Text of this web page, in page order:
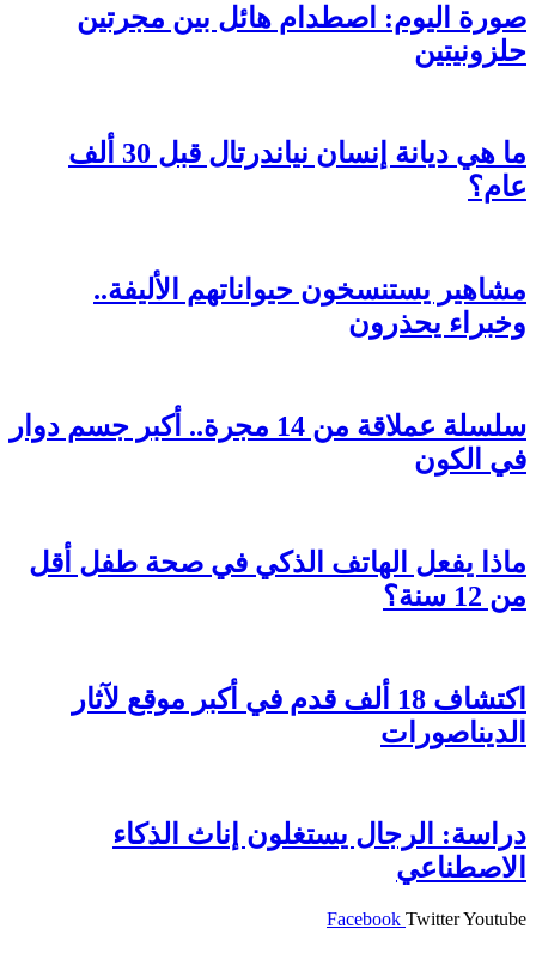
صورة اليوم: اصطدام هائل بين مجرتين
حلزونيتين
ما هي ديانة إنسان نياندرتال قبل 30 ألف
عام؟
مشاهير يستنسخون حيواناتهم الأليفة..
وخبراء يحذرون
سلسلة عملاقة من 14 مجرة..​​ أكبر جسم دوار
في الكون
ماذا يفعل الهاتف الذكي في صحة طفل أقل
من 12 سنة؟
اكتشاف 18 ألف قدم في أكبر موقع لآثار
الديناصورات
دراسة: الرجال يستغلون إناث الذكاء
الاصطناعي
Facebook TwitterYoutube